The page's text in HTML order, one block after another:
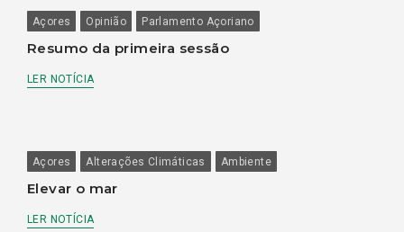
Açores Opinião Parlamento Açoriano
Resumo da primeira sessão
LER NOTÍCIA
Açores Alterações Climáticas Ambiente
Elevar o mar
LER NOTÍCIA